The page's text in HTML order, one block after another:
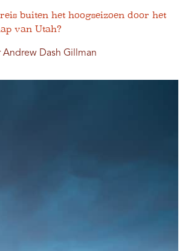
buiten het hoogseizoen door het
van Utah?
Dash Gillman